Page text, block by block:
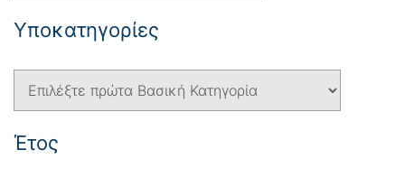
Yποκατηγορίες
Έτος